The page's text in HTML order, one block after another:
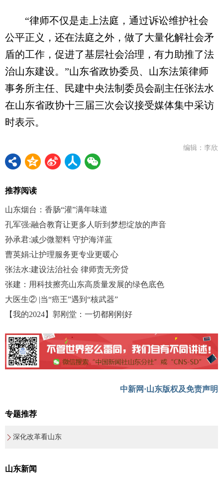
“律师不仅是走上法庭，通过诉讼维护社会
公平正义，还在法庭之外，做了大量化解社会矛
盾的工作，促进了基层社会治理，有力助推了法
治山东建设。”山东省政协委员、山东法策律师
事务所主任、民建中央法制委员会副主任张法水
在山东省政协十三届三次会议接受媒体集中采访
时表示。
编辑：李欣
推荐阅读
山东烟台：香肠“灌”满年味道
孔军强:融合教育让更多人听到梦想绽放的声音
孙承君:减少微塑料 守护海洋蓝
曹英娟:让护理服务更专业更暖心
张法水:建设法治社会 律师责无旁贷
张建：用科技擦亮山东高质量发展的绿色底色
大医生② |当“癌王”遇到“核武器”
【我的2024】郭刚堂：一切都刚刚好
中新网·山东版权及免责声明
专题推荐
深化改革看山东
山东新闻